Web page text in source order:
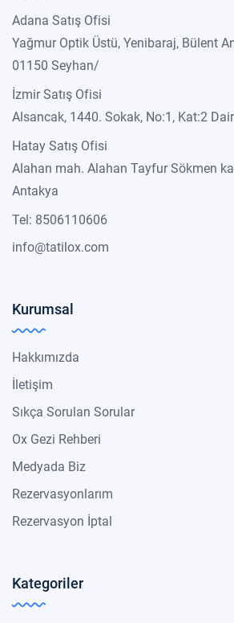
Adana Satış Ofisi
Yağmur Optik Üstü, Yenibaraj, Bülent
01150 Seyhan/
İzmir Satış Ofisi
Alsancak, 1440. Sokak, No:1, Kat:2
Hatay Satış Ofisi
Alahan mah. Alahan Tayfur Sökmen
Antakya
Tel: 8506110606
info@tatilox.com
Kurumsal
Hakkımızda
İletişim
Sıkça Sorulan Sorular
Ox Gezi Rehberi
Medyada Biz
Rezervasyonlarım
Rezervasyon İptal
Kategoriler